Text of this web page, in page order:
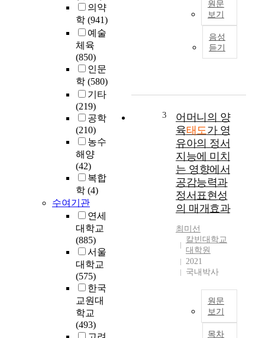
의약
학 (941)
예술
체육
(850)
인문
학 (580)
기타
(219)
공학
(210)
농수
해양
(42)
복합
학 (4)
수여기관
연세
대학교
(885)
서울
대학교
(575)
한국
교원대
학교
(493)
원문
보기
음성
듣기
3
어머니의 양
육태도가 영
유아의 정서
지능에 미치
는 영향에서
공감능력과
정서표현성
의 매개효과
최미선
칼빈대학교
대학원
2021
국내박사
원문
보기
목차